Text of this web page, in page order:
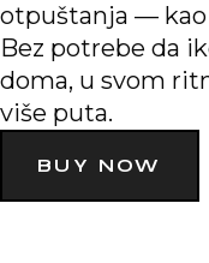
otpuštanja — kao
Bez potrebe da
doma, u svom
više puta.
BUY NOW